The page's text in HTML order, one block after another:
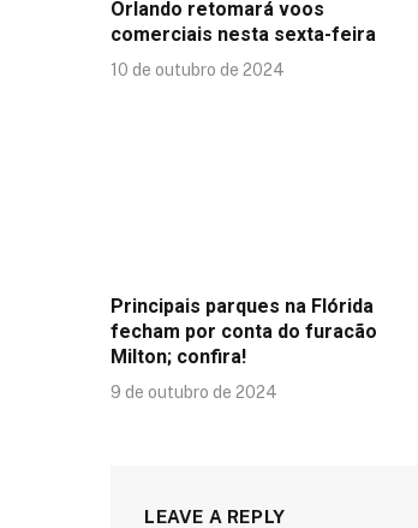
Orlando retomará voos
comerciais nesta sexta-feira
10 de outubro de 2024
Principais parques na Flórida
fecham por conta do furacão
Milton; confira!
9 de outubro de 2024
LEAVE A REPLY